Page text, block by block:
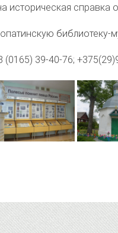
историческая справка
библиотеку-
(0165) 39-40-76;